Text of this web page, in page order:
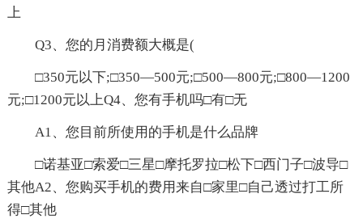
上
Q3、您的月消费额大概是(
□350元以下;□350—500元;□500—800元;□800—1200
元;□1200元以上Q4、您有手机吗□有□无
A1、您目前所使用的手机是什么品牌
□诺基亚□索爱□三星□摩托罗拉□松下□西门子□波导□
其他A2、您购买手机的费用来自□家里□自己透过打工所
得□其他